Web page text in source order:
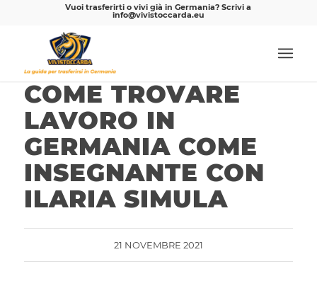
Vuoi trasferirti o vivi già in Germania? Scrivi a
info@vivistoccarda.eu
COME TROVARE
LAVORO IN
GERMANIA COME
INSEGNANTE CON
ILARIA SIMULA
21 NOVEMBRE 2021